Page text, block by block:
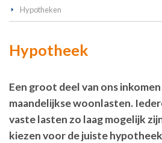
Hypotheken
Hypotheek
Een groot deel van ons
maandelijkse woonlasten.
vaste lasten zo laag mogelijk
kiezen voor de juiste